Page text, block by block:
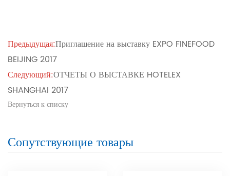
Предыдущая:Приглашение на выставку EXPO FINEFOOD
BEIJING 2017
Следующий:ОТЧЕТЫ О ВЫСТАВКЕ HOTELEX
SHANGHAI 2017
Вернуться к списку
Сопутствующие товары